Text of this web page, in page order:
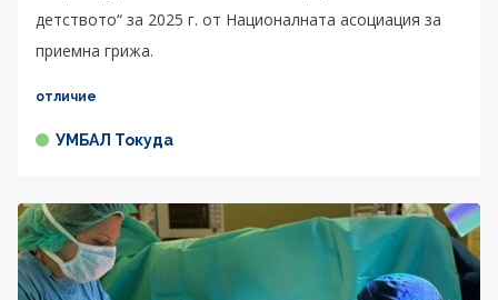
детството“ за 2025 г. от Националната асоциация за
приемна грижа.
отличие
УМБАЛ Токуда